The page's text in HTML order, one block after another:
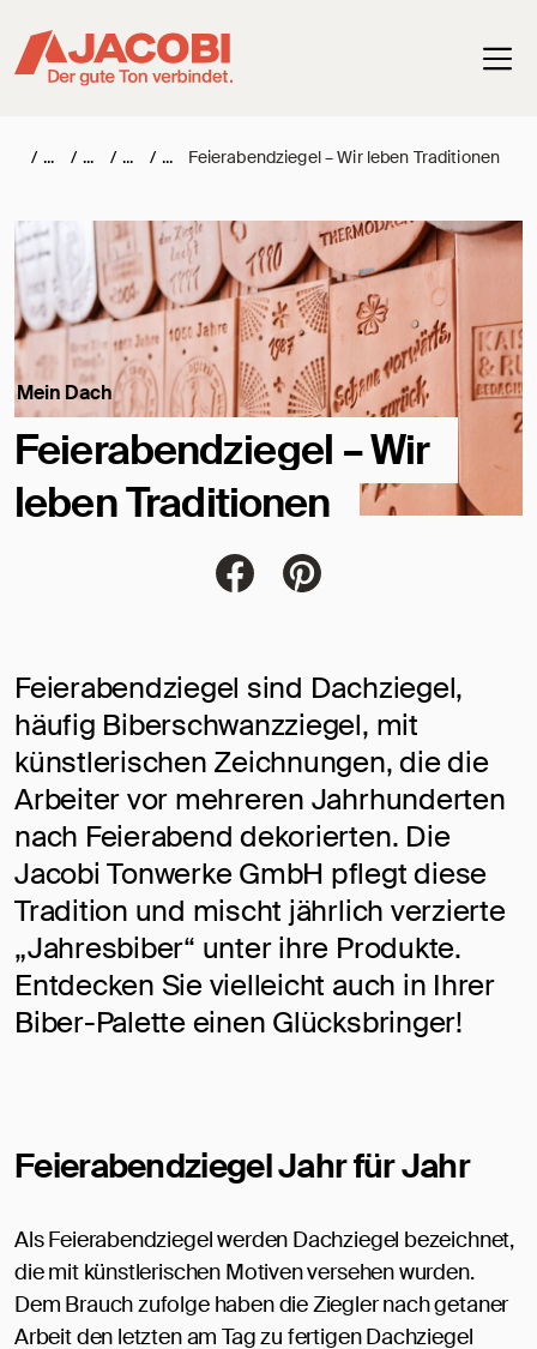
/ / / / Feierabendziegel – Wir leben Traditionen
Feierabendziegel – Wir
leben Traditionen
Mein Dach
Jacobi Dachziegel auf
Jacobi Dachziegel auf
Feierabendziegel sind Dachziegel,
häufig Biberschwanzziegel, mit
künstlerischen Zeichnungen, die die
Arbeiter vor mehreren Jahrhunderten
nach Feierabend dekorierten. Die
Jacobi Tonwerke GmbH pflegt diese
Tradition und mischt jährlich verzierte
„Jahresbiber“ unter ihre Produkte.
Entdecken Sie vielleicht auch in Ihrer
Biber-Palette einen Glücksbringer!
Feierabendziegel Jahr für Jahr
Als Feierabendziegel werden Dachziegel bezeichnet,
die mit künstlerischen Motiven versehen wurden.
Dem Brauch zufolge haben die Ziegler nach getaner
Arbeit den letzten am Tag zu fertigen Dachziegel